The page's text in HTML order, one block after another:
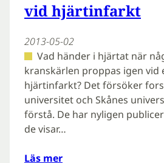
vid hjärtinfarkt
2013-05-02
Vad händer i hjärtat när
kranskärlen proppas igen vid
hjärtinfarkt? Det försöker
universitet och Skånes
förstå. De har nyligen
de visar…
Läs mer